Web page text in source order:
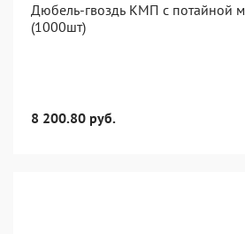
Дюбель-гвоздь КМП с потайной
(1000шт)
8 200.80 руб.